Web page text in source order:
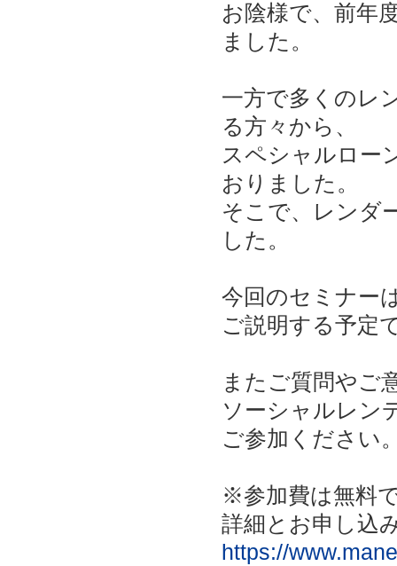
お陰様で、前年
ました。
一方で多くのレ
る方々から、
スペシャルロー
おりました。
そこで、レンダ
した。
今回のセミナー
ご説明する予定
またご質問やご
ソーシャルレン
ご参加ください
※参加費は無料
詳細とお申し込
https://